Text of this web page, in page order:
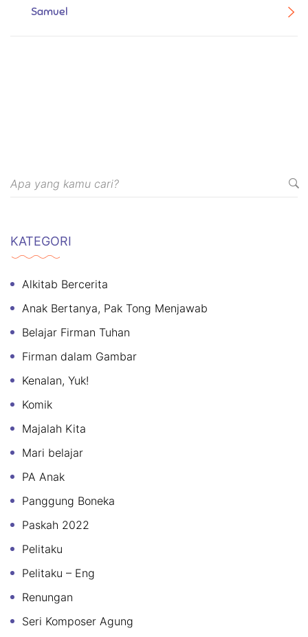
Samuel
KATEGORI
Alkitab Bercerita
Anak Bertanya, Pak Tong Menjawab
Belajar Firman Tuhan
Firman dalam Gambar
Kenalan, Yuk!
Komik
Majalah Kita
Mari belajar
PA Anak
Panggung Boneka
Paskah 2022
Pelitaku
Pelitaku – Eng
Renungan
Seri Komposer Agung